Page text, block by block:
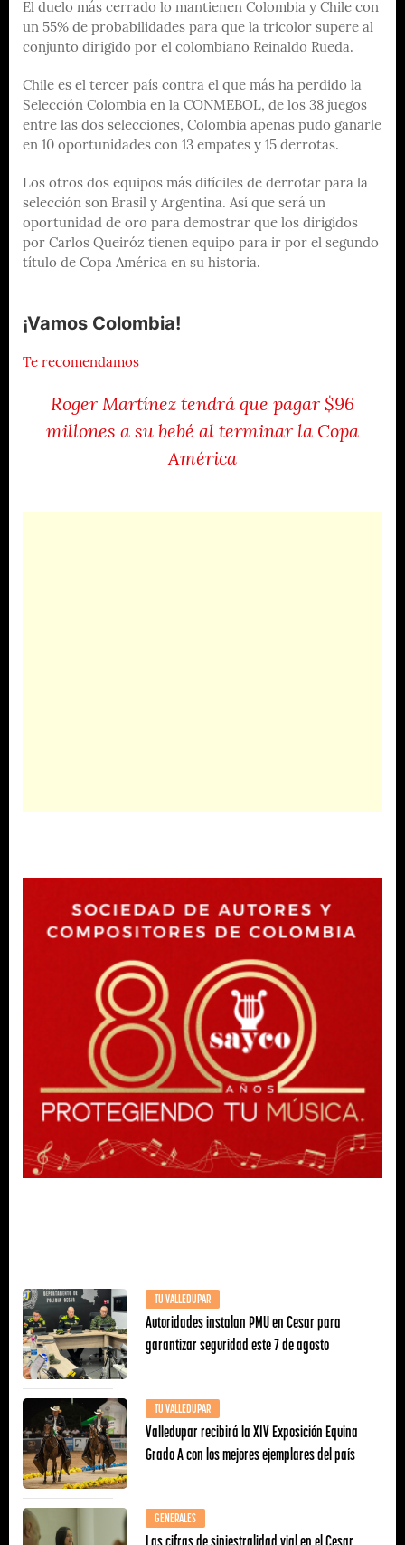
El duelo más cerrado lo mantienen Colombia y Chile con
un 55% de probabilidades para que la tricolor supere al
conjunto dirigido por el colombiano Reinaldo Rueda.
Chile es el tercer país contra el que más ha perdido la
Selección Colombia en la CONMEBOL, de los 38 juegos
entre las dos selecciones, Colombia apenas pudo ganarle
en 10 oportunidades con 13 empates y 15 derrotas.
Los otros dos equipos más difíciles de derrotar para la
selección son Brasil y Argentina. Así que será un
oportunidad de oro para demostrar que los dirigidos
por Carlos Queiróz tienen equipo para ir por el segundo
título de Copa América en su historia.
¡Vamos Colombia!
Te recomendamos
Roger Martínez tendrá que pagar $96
millones a su bebé al terminar la Copa
América
TU VALLEDUPAR
Autoridades instalan PMU en Cesar para
garantizar seguridad este 7 de agosto
TU VALLEDUPAR
Valledupar recibirá la XIV Exposición Equina
Grado A con los mejores ejemplares del país
GENERALES
Las cifras de siniestralidad vial en el Cesar